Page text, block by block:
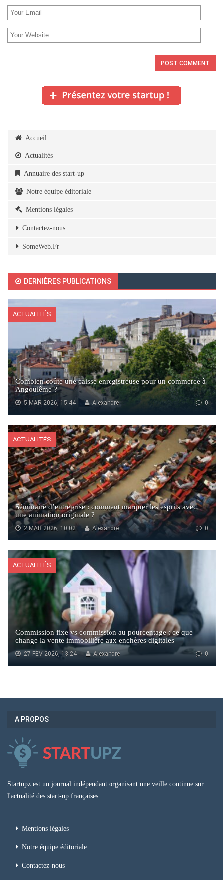
Accueil
Actualités
Annuaire des start-up
Notre équipe éditoriale
Mentions légales
Contactez-nous
SomeWeb.Fr
DERNIÈRES PUBLICATIONS
ACTUALITÉS
Combien coûte une caisse enregistreuse pour un commerce à
Angoulême ?
5 MAR 2026, 15:44 0
Alexandre
ACTUALITÉS
Séminaire d’entreprise : comment marquer les esprits avec
une animation originale ?
2 MAR 2026, 10:02 0
Alexandre
ACTUALITÉS
Commission fixe vs commission au pourcentage : ce que
change la vente immobilière aux enchères digitales
27 FÉV 2026, 13:24 0
Alexandre
A PROPOS
Startupz est un journal indépendant organisant une veille continue sur
l'actualité des start-up françaises.
Mentions légales
Notre équipe éditoriale
Contactez-nous